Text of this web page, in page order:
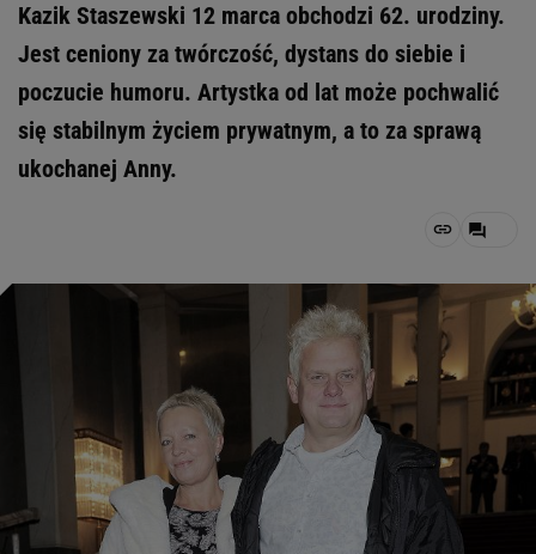
Kazik Staszewski 12 marca obchodzi 62. urodziny.
Jest ceniony za twórczość, dystans do siebie i
poczucie humoru. Artystka od lat może pochwalić
się stabilnym życiem prywatnym, a to za sprawą
ukochanej Anny.